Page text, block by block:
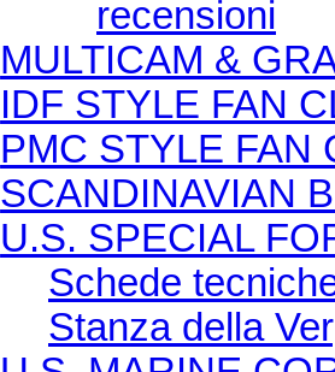
recensioni
MULTICAM &
IDF STYLE FAN
PMC STYLE FAN
SCANDINAVIAN
U.S. SPECIAL
Schede
Stanza della